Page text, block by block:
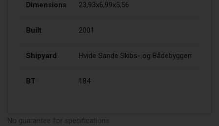
Dimensions 23,93x6,99x5,56
Built 2001
Shipyard Hvide Sande Skibs- og Bådebyggeri
BT 184
No guarantee for specifications